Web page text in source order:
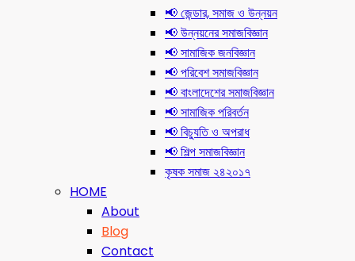
📢 জেন্ডার, সমাজ ও উন্নয়ন
📢 উন্নয়নের সমাজবিজ্ঞান
📢 সামাজিক জনবিজ্ঞান
📢 পরিবেশ সমাজবিজ্ঞান
📢 বাংলাদেশের সমাজবিজ্ঞান
📢 সামাজিক পরিবর্তন
📢 বিচ্যুতি ও অপরাধ
📢 শিল্প সমাজবিজ্ঞান
কৃষক সমাজ ২৪২০১৭
HOME
About
Blog
Contact